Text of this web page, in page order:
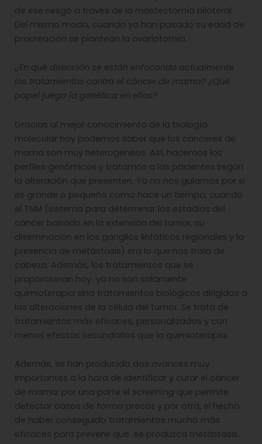
de ese riesgo a través de la mastectomía bilateral.
Del mismo modo, cuando ya han pasado su edad de
procreación se plantean la ovariotomía.
¿En qué dirección se están enfocando actualmente
los tratamientos contra el cáncer de mama? ¿Qué
papel juega la genética en ellos?
Gracias al mejor conocimiento de la biología
molecular hoy podemos saber que los cánceres de
mama son muy heterogéneos. Así, hacemos los
perfiles genómicos y tratamos a las pacientes según
la alteración que presenten. Ya no nos guiamos por si
es grande o pequeño como hace un tiempo, cuando
el TNM (sistema para determinar los estadios del
cáncer basado en la extensión del tumor, su
diseminación en los ganglios linfáticos regionales y la
presencia de metástasis) era lo que nos traía de
cabeza. Además, los tratamientos que se
proporcionan hoy ya no son solamente
quimioterapia sino tratamientos biológicos dirigidos a
las alteraciones de la célula del tumor. Se trata de
tratamientos más eficaces, personalizados y con
menos efectos secundarios que la quimioterapia.
Además, se han producido dos avances muy
importantes a la hora de identificar y curar el cáncer
de mama: por una parte el screening que permite
detectar casos de forma precoz y por otra, el hecho
de haber conseguido tratamientos mucho más
eficaces para prevenir que se produzca metástasis.